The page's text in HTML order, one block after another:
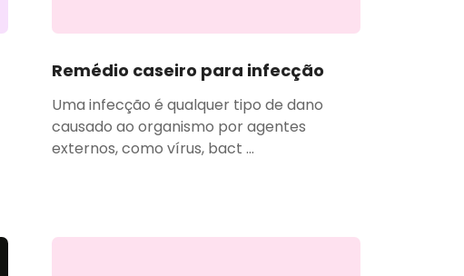
Remédio caseiro para infecção
Uma infecção é qualquer tipo de dano
causado ao organismo por agentes
externos, como vírus, bact ...